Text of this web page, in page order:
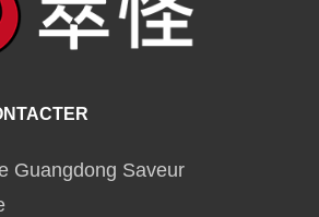
Guangdong Saveur